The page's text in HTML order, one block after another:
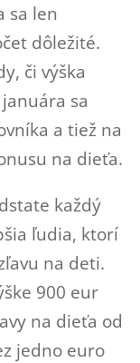
sa len
dôležité.
či výška
sa
a tiež na
na dieťa.
každý
ľudia, ktorí
na deti.
900 eur
na dieťa od
jedno euro